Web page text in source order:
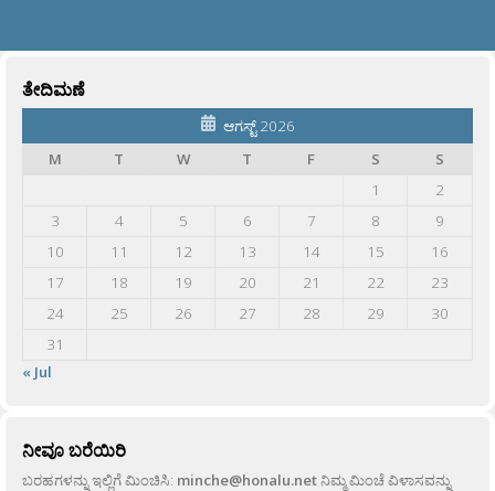
ತೇದಿಮಣೆ
ಆಗಸ್ಟ್ 2026
M
T W T F S
S
1
2
3
4 5 6 7 8
9
10
11 12 13 14 15
16
17
18 19 20 21 22
23
24
25 26 27 28 29
30
31
« Jul
ನೀವೂ ಬರೆಯಿರಿ
ಬರಹಗಳನ್ನು ಇಲ್ಲಿಗೆ ಮಿಂಚಿಸಿ: minche@honalu.netನಿಮ್ಮ ಮಿಂಚೆ ವಿಳಾಸವನ್ನು